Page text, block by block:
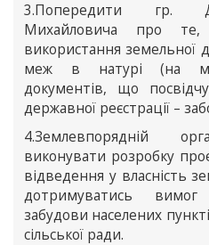
3.Попередити гр.
Михайловича про
використання земельної
меж в натурі (на
документів, що
державної реєстрації –
4.Землевпорядній
виконувати розробку
відведення у власність
дотримуватись вимог
забудови населених
сільської ради.